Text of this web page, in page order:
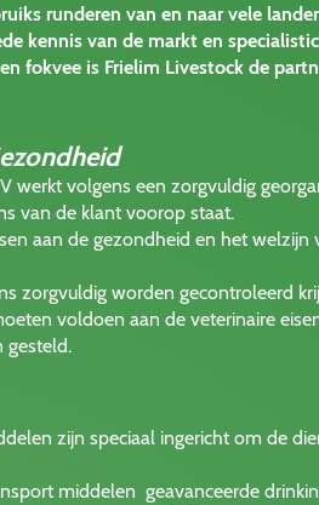
runderen van en naar vele
kennis van de markt en
fokvee is Frielim Livestock de
werkt volgens een zorgvuldig
van de klant voorop staat.
aan de gezondheid en het welzijn
zorgvuldig worden gecontroleerd
voldoen aan de veterinaire
gesteld.
zijn speciaal ingericht om de
middelen geavanceerde